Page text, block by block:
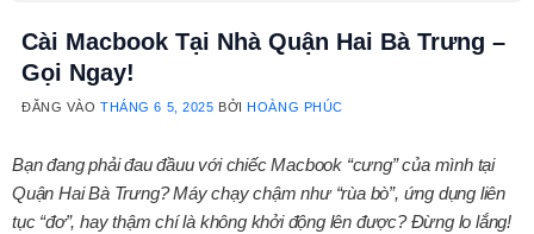
Cài Macbook Tại Nhà Quận Hai Bà Trưng –
Gọi Ngay!
ĐĂNG VÀOTHÁNG 6 5, 2025 BỞIHOÀNG PHÚC
Bạn đang phải đau đầuu với chiếc Macbook “cưng” của mình tại
Quận Hai Bà Trưng? Máy chạy chậm như “rùa bò”, ứng dụng liên
tục “đơ”, hay thậm chí là không khởi động lên được? Đừng lo lắng!